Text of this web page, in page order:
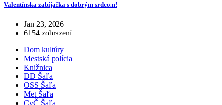
Valentínska zabíjačka s dobrým srdcom!
Jan 23, 2026
6154 zobrazení
Dom kultúry
Mestská polícia
Knižnica
DD Šaľa
OSS Šaľa
Met Šaľa
CvČ Šaľa